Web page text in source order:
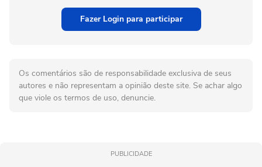
Fazer Login para participar
Os comentários são de responsabilidade exclusiva de seus
autores e não representam a opinião deste site. Se achar algo
que viole os termos de uso, denuncie.
PUBLICIDADE